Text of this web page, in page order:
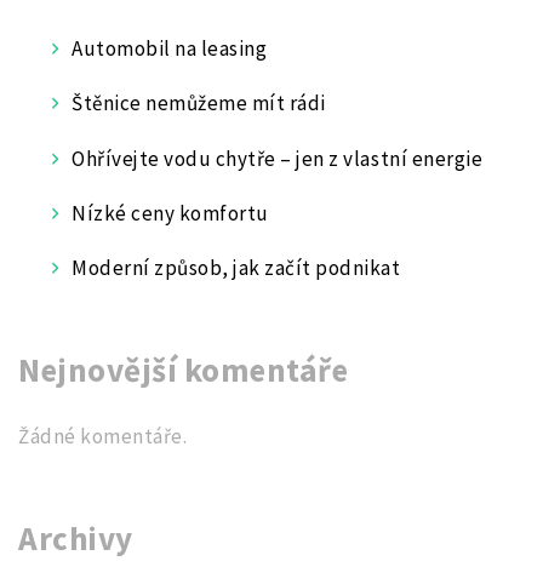
Automobil na leasing
Štěnice nemůžeme mít rádi
Ohřívejte vodu chytře – jen z vlastní energie
Nízké ceny komfortu
Moderní způsob, jak začít podnikat
Nejnovější komentáře
Žádné komentáře.
Archivy